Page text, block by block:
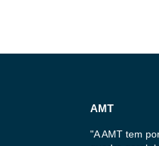
AMT
"A AMT tem